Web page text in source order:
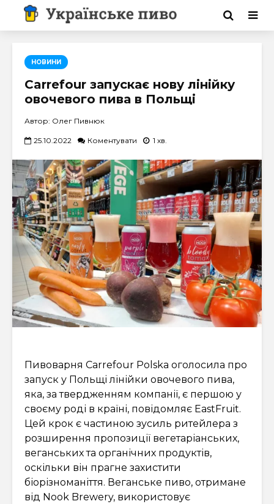
НОВИНИ
Carrefour запускає нову лінійку
овочевого пива в Польщі
Автор: Олег Пивнюк
25.10.2022 Коментувати 1 хв.
Пивоварня Carrefour Polska оголосила про
запуск у Польщі лінійки овочевого пива,
яка, за твердженням компанії, є першою у
своєму роді в країні, повідомляє EastFruit.
Цей крок є частиною зусиль ритейлера з
розширення пропозиції вегетаріанських,
веганських та органічних продуктів,
оскільки він прагне захистити
біорізноманіття. Веганське пиво, отримане
від Nook Brewery, використовує